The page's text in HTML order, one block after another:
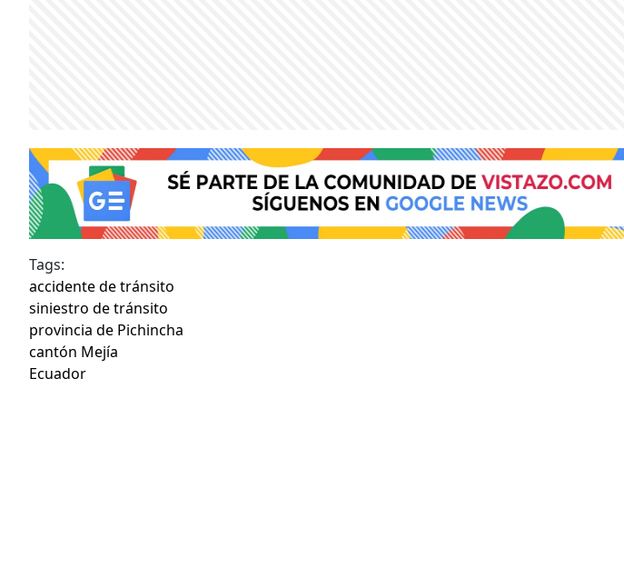
Tags:
accidente de tránsito
siniestro de tránsito
provincia de Pichincha
cantón Mejía
Ecuador